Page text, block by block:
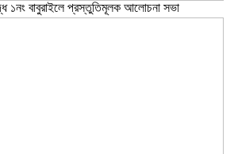
১নং বাবুরাইলে প্রস্তুতিমূলক আলোচনা সভা